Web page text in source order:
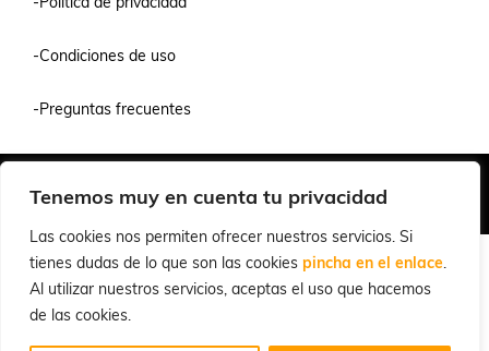
Tenemos muy en cuenta tu privacidad
Las cookies nos permiten ofrecer nuestros servicios. Si
tienes dudas de lo que son las cookies pincha en el enlace.
Al utilizar nuestros servicios, aceptas el uso que hacemos
de las cookies.
-Condiciones de uso
-Preguntas frecuentes
© 2026 Cuchillalia.com